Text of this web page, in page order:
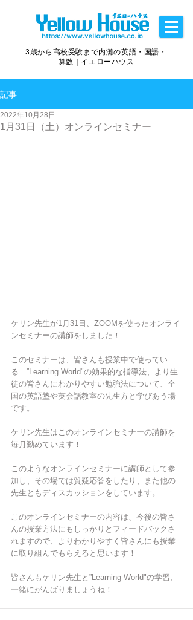
3歳から高校受験まで内灘の英語・国語・
算数｜イエローハウス
記事
1月31日（土）オンラインセミナー
2022年10月28日
ケリン先生が1月31日、ZOOMを使ったオンライ
ンセミナーの講師をしました！
このセミナーは、皆さんも授業中で使ってい
る　”Learning World"の効果的な指導法、より生
徒の皆さんにわかりやすい勉強法について、全
国の英語塾や英会話教室の先生方と学びあう場
です。
ケリン先生はこのオンラインセミナーの講師を
毎月勤めています！
このようなオンラインセミナーに講師として参
加し、その場では質疑応答をしたり、また他の
先生ともディスカッションをしています。
このオンラインセミナーの内容は、今後の皆さ
んの授業方法にもしっかりとフィードバックさ
れますので、よりわかりやすく皆さんにも授業
に取り組んでもらえると思います！
皆さんもケリン先生と”Learning World"の学習、
一緒にがんばりましょうね！